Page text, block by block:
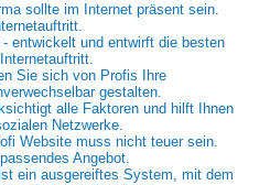
sollte im Internet präsent sein.
entwickelt und entwirft die besten
Sie sich von Profis Ihre
gestalten.
alle Faktoren und hilft Ihnen
Netzwerke.
Website muss nicht teuer sein.
Angebot.
ein ausgereiftes System, mit dem